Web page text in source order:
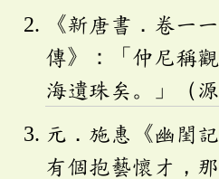
《新唐書．卷一
傳》：「仲尼稱
海遺珠矣。」（源
元．施惠《幽閨
有個抱藝懷才，